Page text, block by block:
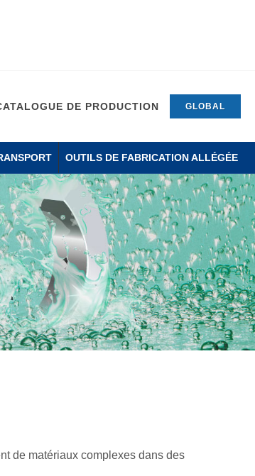
DE PRODUCTION GLOBAL
OUTILS DE FABRICATION ALLÉGÉE
de matériaux complexes dans des